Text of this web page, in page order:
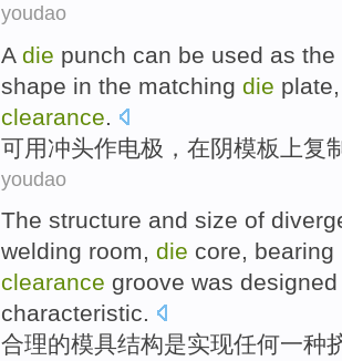
youdao
A die punch can be used as the
shape in the matching die
clearance
可用冲头作电极 ， 在阴模板上复
youdao
The structure and size of
welding room, die core,
clearance groove was
characteristic.
合理的模具结构是实现任何一种